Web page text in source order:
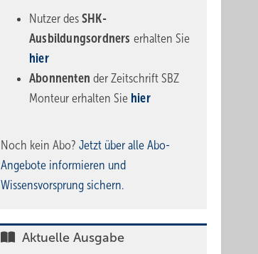
Nutzer des SHK-
Ausbildungsordners erhalten Sie
hier
Abonnentender Zeitschrift SBZ
Monteur erhalten Sie hier
Noch kein Abo? Jetzt über alle Abo-
Angebote informieren und
Wissensvorsprung sichern.
Aktuelle Ausgabe